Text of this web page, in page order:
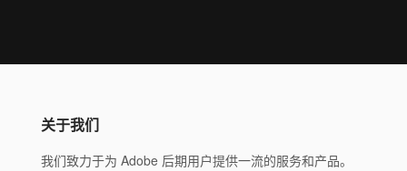
关于我们
我们致力于为 Adobe 后期用户提供一流的服务和产品。